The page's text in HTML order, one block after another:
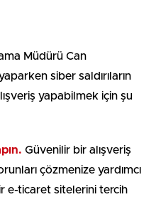
Müdürü Can
siber saldırıların
yapabilmek için şu
Güvenilir bir alışveriş
çözmenize yardımcı
e-ticaret sitelerini tercih